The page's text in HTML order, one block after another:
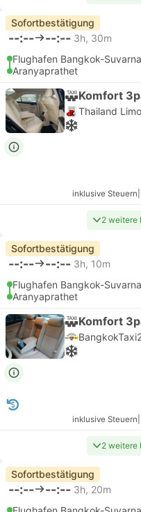
Sofortbestätigung
--:-- --:-- 3h, 30m
Flughafen Bangkok-
Aranyaprathet
Komfort
Thailand
inklusive Steuern
2 weitere
Sofortbestätigung
--:-- --:-- 3h, 10m
Flughafen Bangkok-
Aranyaprathet
Komfort
inklusive Steuern
2 weitere
Sofortbestätigung
--:-- --:-- 3h, 20m